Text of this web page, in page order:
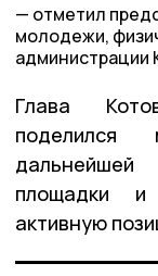
отметил
молодежи,
администрации
Глава
поделился
площадки и
активную